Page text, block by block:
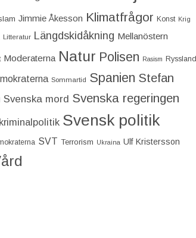
Jimmie Åkesson Klimatfrågor Konst Krig
Litteratur Längdskidåkning Mellanöstern
Moderaterna Natur Polisen Rasism Ryssland
Sommartid Spanien Stefan
Svenska mord Svenska regeringen
Svensk politik
SVT Terrorism Ukraina Ulf Kristersson